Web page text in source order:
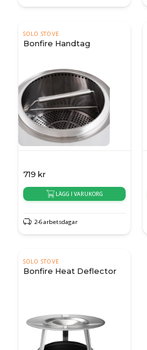
SOLO STOVE
Bonfire Handtag
719 kr
LÄGG I VARUKORG
2-6 arbetsdagar
SOLO STOVE
Bonfire Heat Deflector